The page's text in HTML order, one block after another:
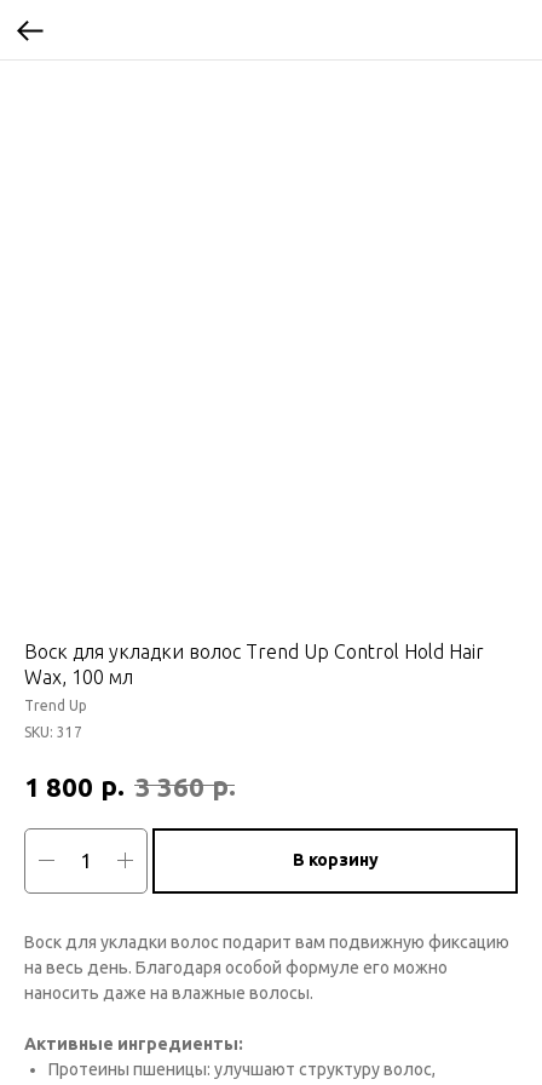
Воск для укладки волос Trend Up Control Hold Hair
Wax, 100 мл
Trend Up
SKU: 317
1 800 р. 3 360 р.
В корзину
Воск для укладки волос подарит вам подвижную фиксацию
на весь день. Благодаря особой формуле его можно
наносить даже на влажные волосы.
Активные ингредиенты:
Протеины пшеницы: улучшают структуру волос,